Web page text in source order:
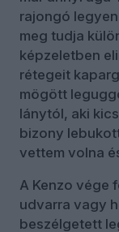
rajongó
meg tudja
képzeletben
rétegeit
mögött
lánytól, aki
bizony
vettem volna
A Kenzo vége
udvarra vagy
beszélgetett